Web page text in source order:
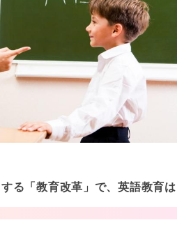
る「教育改革」で、英語教育は